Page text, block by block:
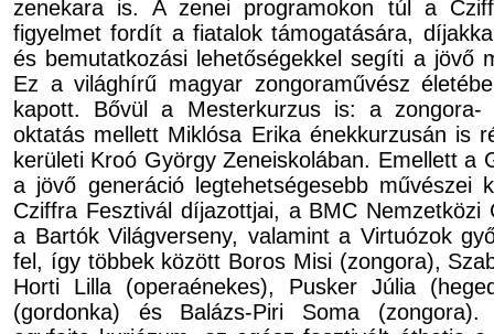
zenekara is. A zenei programokon túl a
figyelmet fordít a fiatalok támogatására,
és bemutatkozási lehetőségekkel segíti a jövő
Ez a világhírű magyar zongoraművész
kapott. Bővül a Mesterkurzus is: a
oktatás mellett Miklósa Erika énekkurzusán is
kerületi Kroó György Zeneiskolában. Emellett a
a jövő generáció legtehetségesebb művészei
Cziffra Fesztivál díjazottjai, a BMC Nemzetközi
a Bartók Világverseny, valamint a Virtuózok
fel, így többek között Boros Misi (zongora),
Horti Lilla (operaénekes), Pusker Júlia
(gordonka) és Balázs-Piri Soma (zongora).